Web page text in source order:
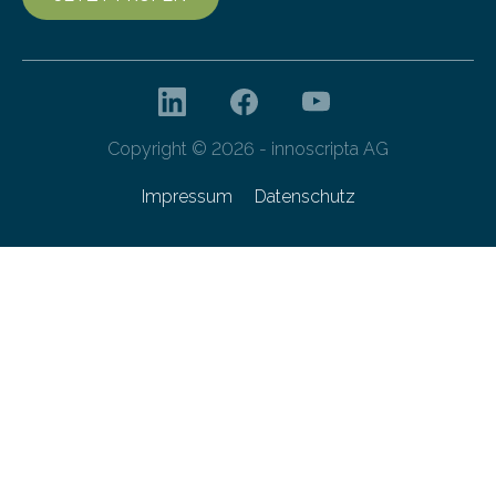
Copyright © 2026 - innoscripta AG
Impressum Datenschutz